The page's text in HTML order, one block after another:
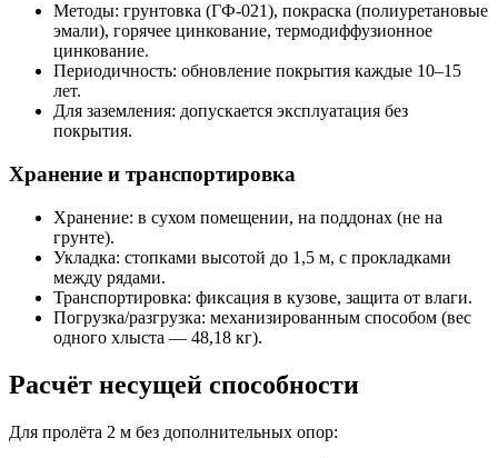
Методы: грунтовка (ГФ‑021), покраска (полиуретановые
эмали), горячее цинкование, термодиффузионное
цинкование.
Периодичность: обновление покрытия каждые 10–15
лет.
Для заземления: допускается эксплуатация без
покрытия.
Хранение и транспортировка
Хранение: в сухом помещении, на поддонах (не на
грунте).
Укладка: стопками высотой до 1,5 м, с прокладками
между рядами.
Транспортировка: фиксация в кузове, защита от влаги.
Погрузка/разгрузка: механизированным способом (вес
одного хлыста — 48,18 кг).
Расчёт несущей способности
Для пролёта 2 м без дополнительных опор: